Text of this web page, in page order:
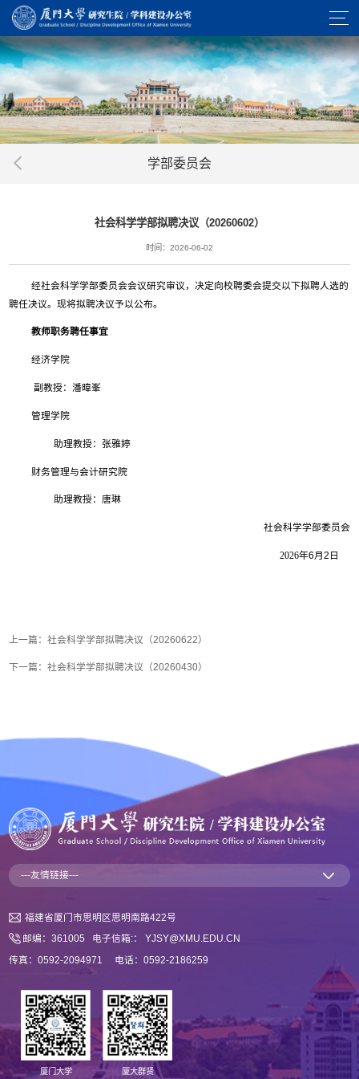
学部委员会
社会科学学部拟聘决议（20260602）
时间：2026-06-02
经社会科学学部委员会会议研究审议，决定向校聘委会提交以下拟聘人选的
聘任决议。现将拟聘决议予以公布。
教师职务聘任事宜
经济学院
副教授：潘暐峯
管理学院
助理教授：张雅婷
财务管理与会计研究院
助理教授：唐琳
社会科学学部委员会
2026年6月 2 日
上一篇：社会科学学部拟聘决议（20260622）
下一篇：社会科学学部拟聘决议（20260430）
---友情链接---
福建省厦门市思明区思明南路422号
邮编：361005 电子信箱:： YJSY@XMU.EDU.CN
传真：0592-2094971 电话：0592-2186259
厦门大学 厦大群贤